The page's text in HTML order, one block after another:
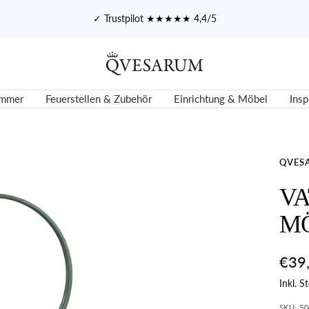
30 Tage Rückgaberecht
Qvesarum
Feuerstellen & Zubehör Einrichtung & Möbel
Inkl.
SKU: